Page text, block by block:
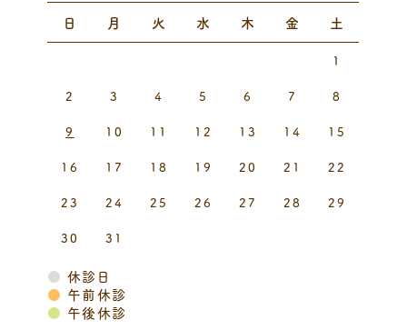
日 月 火 水 木 金 土
1
2 3 4 5 6 7 8
9 10 11 12 13 14 15
16 17 18 19 20 21 22
23 24 25 26 27 28 29
30 31
● 休診日
● 午前休診
● 午後休診